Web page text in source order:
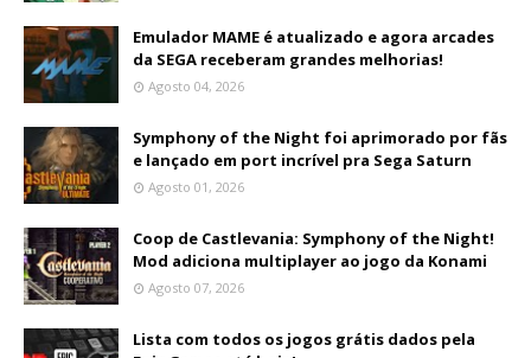
Emulador MAME é atualizado e agora arcades
da SEGA receberam grandes melhorias!
Agosto 04, 2026
Symphony of the Night foi aprimorado por fãs
e lançado em port incrível pra Sega Saturn
Agosto 01, 2026
Coop de Castlevania: Symphony of the Night!
Mod adiciona multiplayer ao jogo da Konami
Agosto 07, 2026
Lista com todos os jogos grátis dados pela